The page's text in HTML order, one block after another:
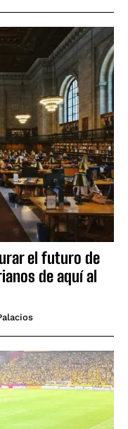
el futuro de
de aquí al